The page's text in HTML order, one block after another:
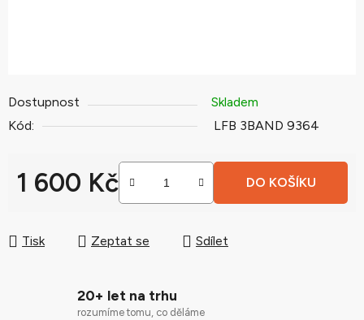
Dostupnost
Skladem
Kód:
LFB 3BAND 9364
1 600 Kč DO KOŠÍKU
Tisk Zeptat se Sdílet
20+ let na trhu
rozumíme tomu, co děláme